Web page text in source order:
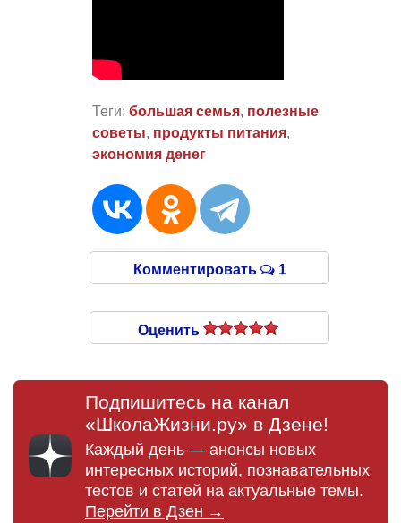
Теги: большая семья, полезные
советы, продукты питания,
экономия денег
Комментировать 1
Оценить
Подпишитесь на канал
«ШколаЖизни.ру» в Дзене!
Каждый день — анонсы новых
интересных историй, познавательных
тестов и статей на актуальные темы.
Перейти в Дзен →